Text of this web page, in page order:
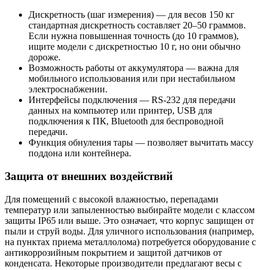
Дискретность (шаг измерения) — для весов 150 кг
стандартная дискретность составляет 20–50 граммов.
Если нужна повышенная точность (до 10 граммов),
ищите модели с дискретностью 10 г, но они обычно
дороже.
Возможность работы от аккумулятора — важна для
мобильного использования или при нестабильном
электроснабжении.
Интерфейсы подключения — RS-232 для передачи
данных на компьютер или принтер, USB для
подключения к ПК, Bluetooth для беспроводной
передачи.
Функция обнуления тары — позволяет вычитать массу
поддона или контейнера.
Защита от внешних воздействий
Для помещений с высокой влажностью, перепадами
температур или запыленностью выбирайте модели с классом
защиты IP65 или выше. Это означает, что корпус защищен от
пыли и струй воды. Для уличного использования (например,
на пунктах приема металлолома) потребуется оборудование с
антикоррозийным покрытием и защитой датчиков от
конденсата. Некоторые производители предлагают весы с